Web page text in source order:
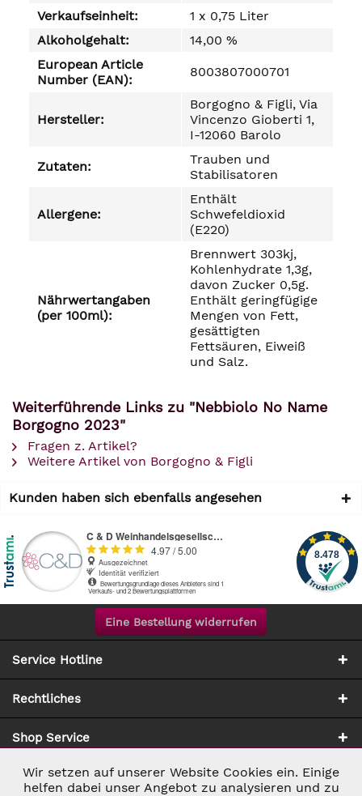
Verkaufseinheit:
1 x 0,75 Liter
Alkoholgehalt:
14,00 %
European Article
Number (EAN):
8003807000701
Hersteller:
Borgogno & Figli, Via
Vincenzo Gioberti 1,
I-12060 Barolo
Zutaten:
Trauben und
Stabilisatoren
Allergene:
Enthält
Schwefeldioxid
(E220)
Nährwertangaben
(per 100ml):
Brennwert 303kj,
Kohlenhydrate 1,3g,
davon Zucker 0,5g.
Enthält geringfügige
Mengen von Fett,
gesättigten
Fettsäuren, Eiweiß
und Salz.
Weiterführende Links zu "Nebbiolo No Name
Borgogno 2023"
Fragen z. Artikel?
Weitere Artikel von Borgogno & Figli
Kunden haben sich ebenfalls angesehen
Eine Bestellung widerrufen
Service Hotline
Rechtliches
Shop Service
Zahlung & Versand
Notwendig Aktiv
Wir setzen auf unserer Website Cookies ein. Einige
helfen dabei unser Angebot zu analysieren und zu